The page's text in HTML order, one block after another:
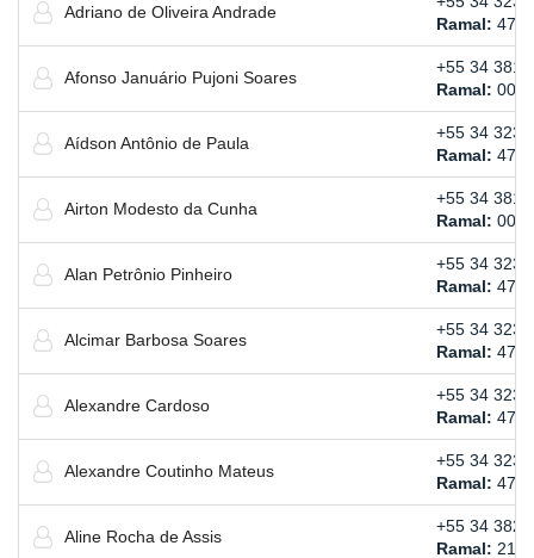
Adriano de Oliveira Andrade
Ramal: 4728
Afonso Januário Pujoni Soares
+55 34
Ramal: 002
Aídson Antônio de Paula
+55 34
Ramal: 4773
Airton Modesto da Cunha
+55 34
Ramal: 000
Alan Petrônio Pinheiro
+55 34
Ramal: 4750
Alcimar Barbosa Soares
+55 34
Ramal: 4771
Alexandre Cardoso
+55 34
Ramal: 4714
Alexandre Coutinho Mateus
+55 34
Ramal: 4744
Aline Rocha de Assis
+55 34
Ramal: 212